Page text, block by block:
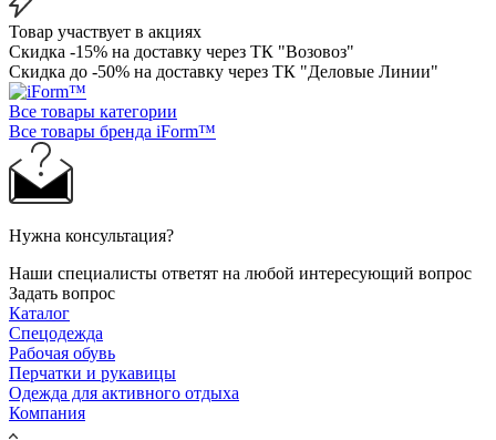
Товар участвует в акциях
Скидка -15% на доставку через ТК "Возовоз"
Скидка до -50% на доставку через ТК "Деловые Линии"
Все товары категории
Все товары бренда iForm™
Нужна консультация?
Наши специалисты ответят на любой интересующий вопрос
Задать вопрос
Каталог
Спецодежда
Рабочая обувь
Перчатки и рукавицы
Одежда для активного отдыха
Компания